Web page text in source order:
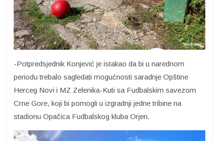
-Potpredsjednik Konjević je istakao da bi u narednom
periodu trebalo sagledati mogućnosti saradnje Opštine
Herceg Novi i MZ Zelenika-Kuti sa Fudbalskim savezom
Crne Gore, koji bi pomogli u izgradnji jedne tribine na
stadionu Opačica Fudbalskog kluba Orjen.